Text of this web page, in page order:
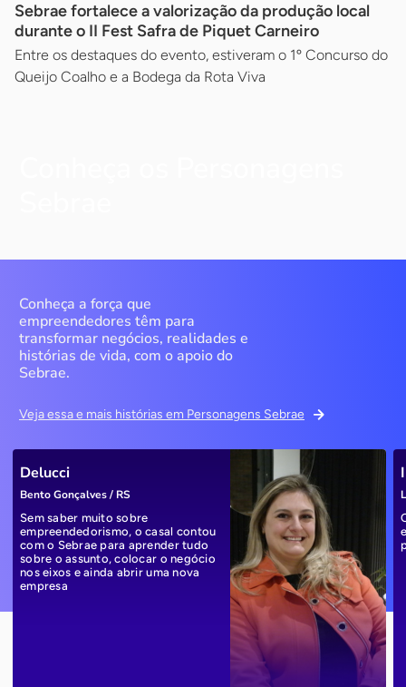
Sebrae fortalece a valorização da produção local
durante o II Fest Safra de Piquet Carneiro
Entre os destaques do evento, estiveram o 1º Concurso do
Queijo Coalho e a Bodega da Rota Viva
Conheça a força que
empreendedores têm para
transformar negócios, realidades e
histórias de vida, com o apoio do
Sebrae.
Veja essa e mais histórias em Personagens Sebrae
Delucci
Bento Gonçalves / RS
Sem saber muito sobre
empreendedorismo, o casal contou
com o Sebrae para aprender tudo
sobre o assunto, colocar o negócio
nos eixos e ainda abrir uma nova
empresa